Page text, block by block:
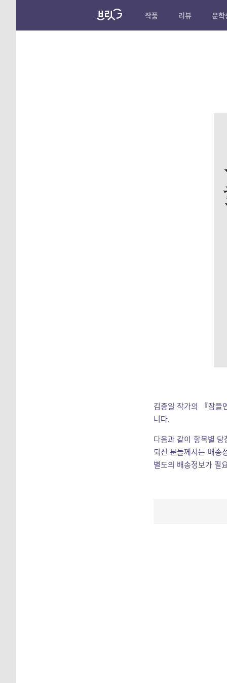
작품 리뷰 문학
김종일 작가의 『잠들
니다.
다음과 같이 항목별
되신 분들께서는 배송
별도의 배송정보가 필